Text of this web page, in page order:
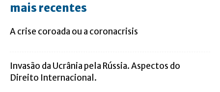
mais recentes
A crise coroada ou a coronacrisis
Invasão da Ucrânia pela Rússia. Aspectos do
Direito Internacional.